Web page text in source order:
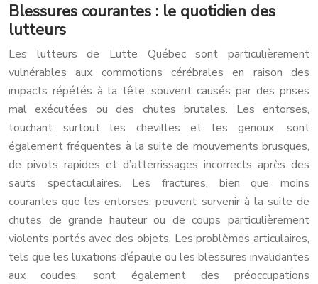
Blessures courantes : le quotidien des
lutteurs
Les lutteurs de Lutte Québec sont particulièrement
vulnérables aux commotions cérébrales en raison des
impacts répétés à la tête, souvent causés par des prises
mal exécutées ou des chutes brutales. Les entorses,
touchant surtout les chevilles et les genoux, sont
également fréquentes à la suite de mouvements brusques,
de pivots rapides et d’atterrissages incorrects après des
sauts spectaculaires. Les fractures, bien que moins
courantes que les entorses, peuvent survenir à la suite de
chutes de grande hauteur ou de coups particulièrement
violents portés avec des objets. Les problèmes articulaires,
tels que les luxations d’épaule ou les blessures invalidantes
aux coudes, sont également des préoccupations